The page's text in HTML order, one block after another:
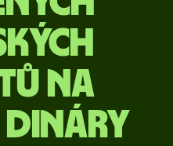
na
dináry